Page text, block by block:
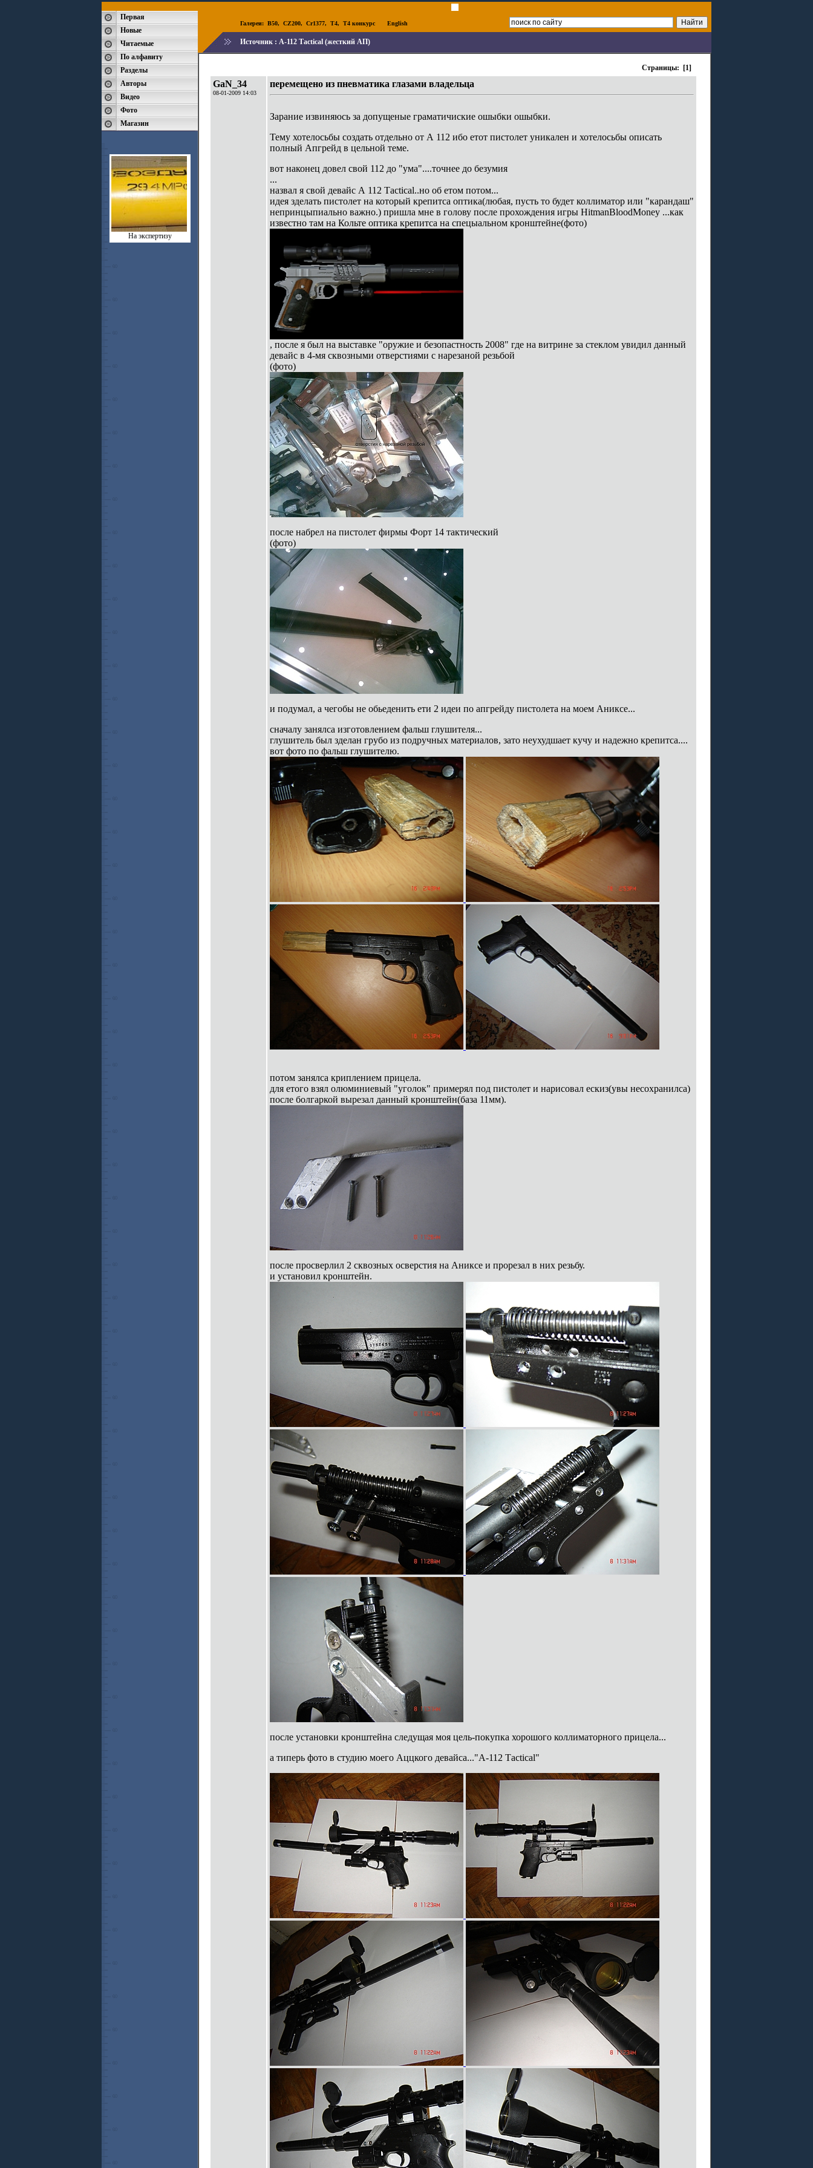
Первая
Новые
Читаемые
По алфавиту
Разделы
Авторы
Видео
Фото
Магазин
На экспертизу
Галереи: B50, CZ200, Cr1377, T4, T4 конкурс English
Источник : А-112 Тactical (жесткий АП)
Страницы: [1]
GaN_34
08-01-2009 14:03
перемещено из пневматика глазами владельца
Зарание извиняюсь за допущеные граматичиские ошыбки ошыбки.
Тему хотелосьбы создать отдельно от А 112 ибо етот пистолет уникален и хотелосьбы описать
полный Апгрейд в цельной теме.
вот наконец довел свой 112 до "ума"....точнее до безумия
...
назвал я свой девайс А 112 Тactical..но об етом потом...
идея зделать пистолет на который крепитса оптика(любая, пусть то будет коллиматор или "карандаш"
непринцыпиально важно.) пришла мне в голову после прохождения игры HitmanBloodMoney ...как
известно там на Кольте оптика крепитса на спецыальном кронштейне(фото)
, после я был на выставке "оружие и безопастность 2008" где на витрине за стеклом увидил данный
девайс в 4-мя сквозными отверстиями с нарезаной резьбой
(фото)
после набрел на пистолет фирмы Форт 14 тактический
(фото)
и подумал, а чегобы не обьеденить ети 2 идеи по апгрейду пистолета на моем Аниксе...
сначалу занялса изготовлением фальш глушителя...
глушитель был зделан грубо из подручных материалов, зато неухудшает кучу и надежно крепитса....
вот фото по фальш глушителю.
потом занялса криплением прицела.
для етого взял олюминиевый "уголок" примерял под пистолет и нарисовал ескиз(увы несохранилса)
после болгаркой вырезал данный кронштейн(база 11мм).
после просверлил 2 сквозных осверстия на Аниксе и прорезал в них резьбу.
и установил кронштейн.
после установки кронштейна следущая моя цель-покупка хорошого коллиматорного прицела...
а типерь фото в студию моего Аццкого девайса..."А-112 Тactical"